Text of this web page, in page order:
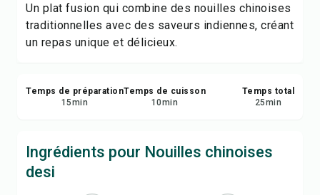
Un plat fusion qui combine des nouilles chinoises
traditionnelles avec des saveurs indiennes, créant
un repas unique et délicieux.
Temps de préparation
15min
Temps de cuisson
10min
Temps total
25min
Ingrédients pour Nouilles chinoises
desi